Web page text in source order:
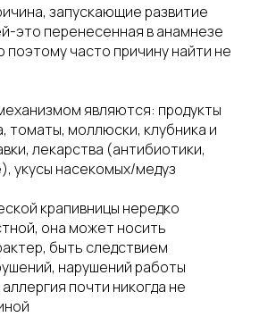
запускающие развитие
это перенесенная в анамнезе
часто причину найти не
являются: продукты
томаты, моллюски, клубника и
лекарства (антибиотики,
укусы насекомых/медуз
крапивницы нередко
она может носить
быть следствием
нарушений работы
почти никогда не